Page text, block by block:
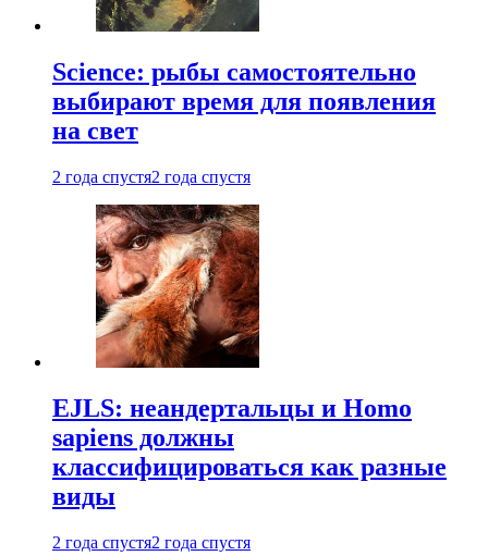
Science: рыбы самостоятельно
выбирают время для появления
на свет
2 года спустя2 года спустя
EJLS: неандертальцы и Homo
sapiens должны
классифицироваться как разные
виды
2 года спустя2 года спустя